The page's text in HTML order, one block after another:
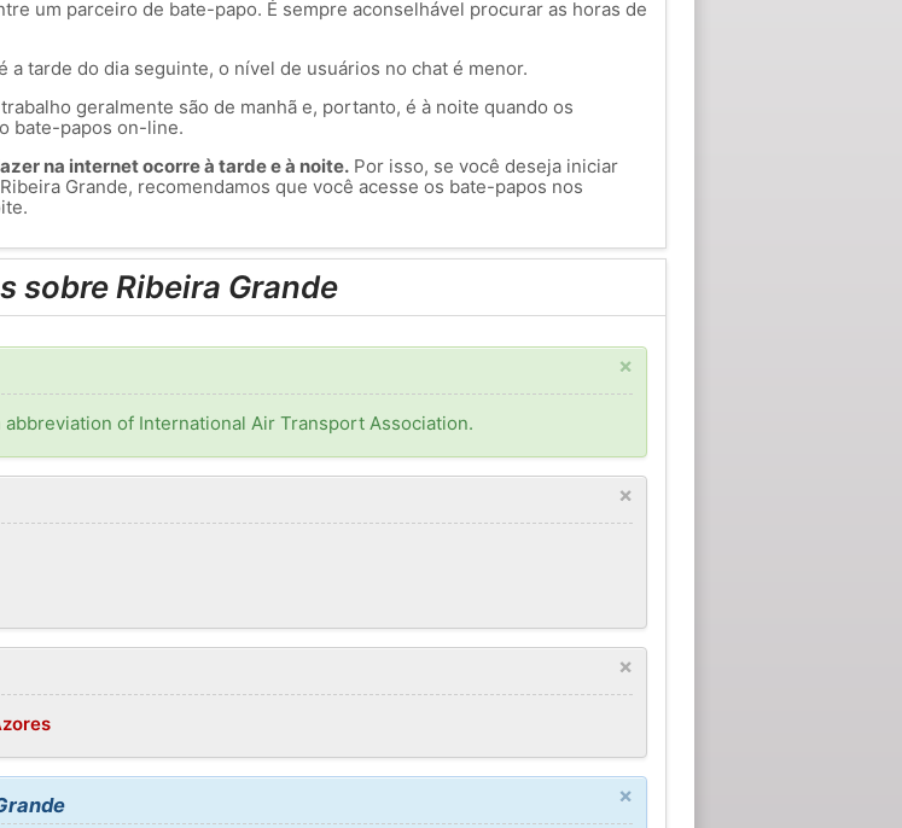
um parceiro de bate-papo. É sempre aconselhável procurar as horas de
tarde do dia seguinte, o nível de usuários no chat é menor.
geralmente são de manhã e, portanto, é à noite quando os
bate-papos on-line.
na internet ocorre à tarde e à noite.Por isso, se você deseja iniciar
Grande, recomendamos que você acesse os bate-papos nos
sobre Ribeira Grande
×
abbreviation of International Air Transport Association.
×
×
×